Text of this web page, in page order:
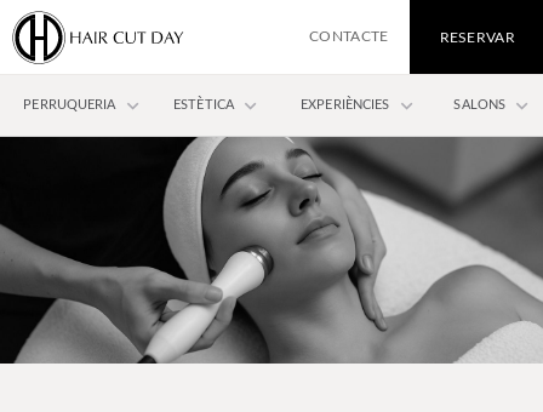
RESERVAR
CONTACTE
PERRUQUERIA keyboard_arrow_down ESTÈTICA keyboard_arrow_down EXPERIÈNCIES keyboard_arrow_down SALONS keyboard_arrow_down